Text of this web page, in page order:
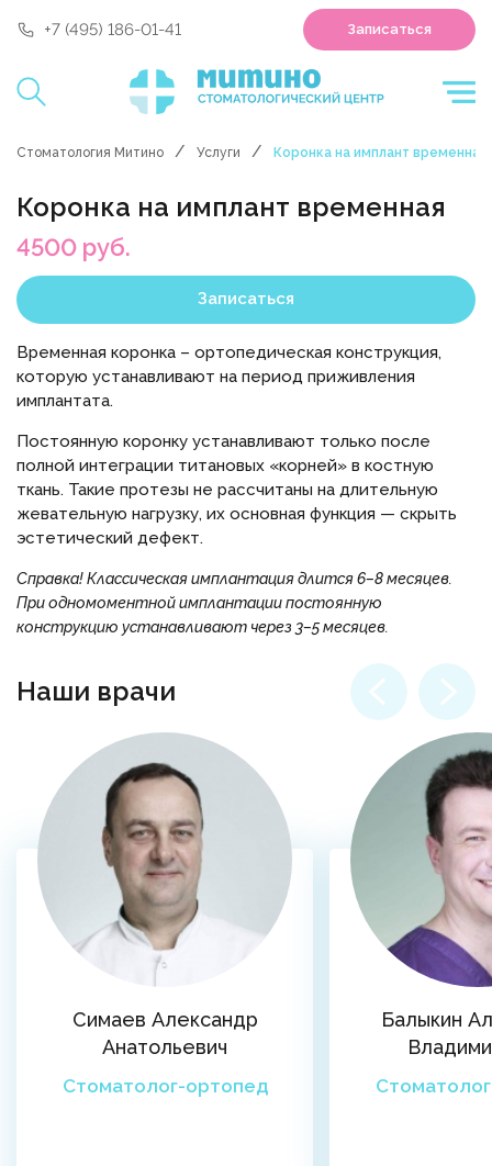
+7 (495) 186-01-41 Записаться
Стоматология Митино Услуги Коронка на имплант временная
Коронка на имплант временная
4500 руб.
Записаться
Временная коронка – ортопедическая конструкция,
которую устанавливают на период приживления
имплантата.
Постоянную коронку устанавливают только после
полной интеграции титановых «корней» в костную
ткань. Такие протезы не рассчитаны на длительную
жевательную нагрузку, их основная функция — скрыть
эстетический дефект.
Справка!Классическая имплантация длится 6–8 месяцев.
При одномоментной имплантации постоянную
конструкцию устанавливают через 3–5 месяцев.
Наши врачи
Симаев Александр
Анатольевич
Стоматолог-ортопед
Балыкин